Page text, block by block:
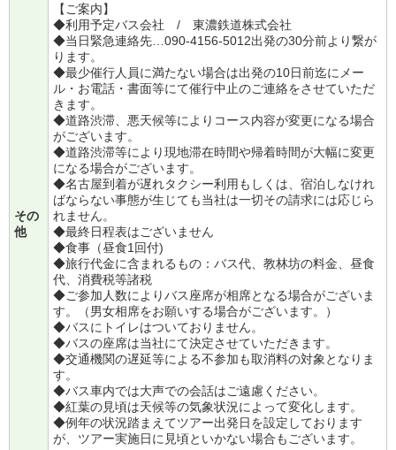
その
他
【ご案内】
◆利用予定バス会社 / 東濃鉄道株式会社
◆当日緊急連絡先…090-4156-5012出発の30分前より繋が
ります。
◆最少催行人員に満たない場合は出発の10日前迄にメー
ル・お電話・書面等にて催行中止のご連絡をさせていただ
きます。
◆道路渋滞、悪天候等によりコース内容が変更になる場合
がございます。
◆道路渋滞等により現地滞在時間や帰着時間が大幅に変更
になる場合がございます。
◆名古屋到着が遅れタクシー利用もしくは、宿泊しなけれ
ばならない事態が生じても当社は一切その請求には応じら
れません。
◆最終日程表はございません
◆食事（昼食1回付)
◆旅行代金に含まれるもの：バス代、教林坊の料金、昼食
代、消費税等諸税
◆ご参加人数によりバス座席が相席となる場合がございま
す。（男女相席をお願いする場合がございます。）
◆バスにトイレはついておりません。
◆バスの座席は当社にて決定させていただきます。
◆交通機関の遅延等による不参加も取消料の対象となりま
す。
◆バス車内では大声での会話はご遠慮ください。
◆紅葉の見頃は天候等の気象状況によって変化します。
◆例年の状況踏まえてツアー出発日を設定しております
が、ツアー実施日に見頃といかない場合もございます。